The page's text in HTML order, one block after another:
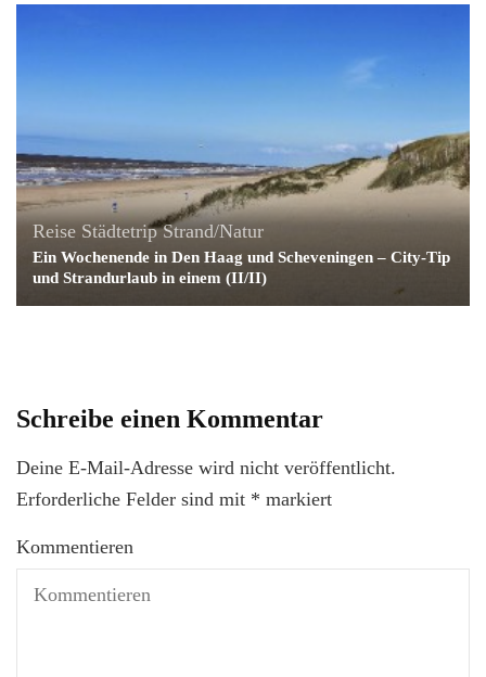
Reise Städtetrip Strand/Natur
Ein Wochenende in Den Haag und Scheveningen – City-Tip
und Strandurlaub in einem (II/II)
Schreibe einen Kommentar
Deine E-Mail-Adresse wird nicht veröffentlicht.
Erforderliche Felder sind mit * markiert
Kommentieren